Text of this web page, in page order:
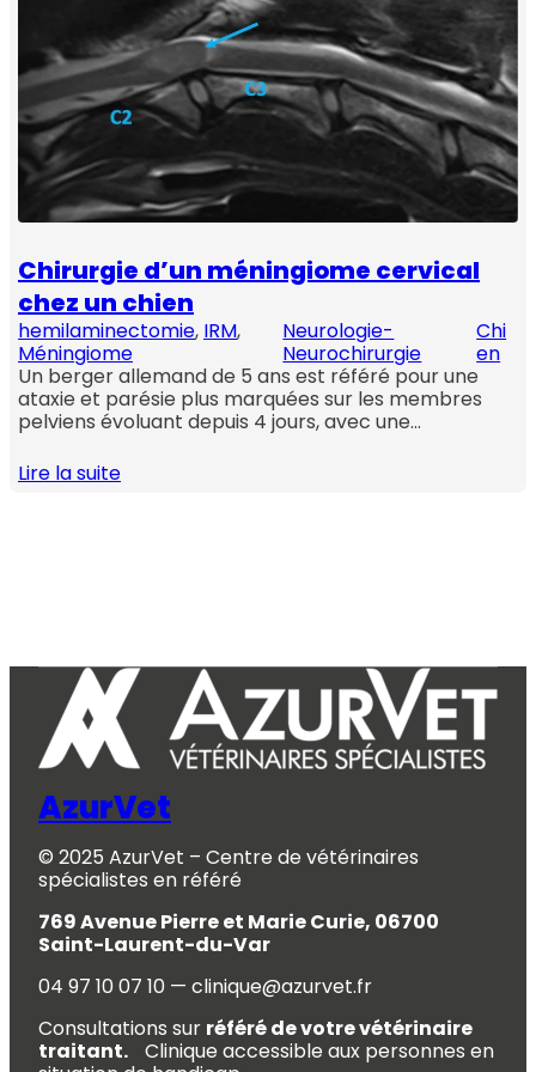
Chirurgie d’un méningiome cervical
chez un chien
hemilaminectomie, IRM,
Méningiome
Neurologie-
Neurochirurgie
Chi
en
Un berger allemand de 5 ans est référé pour une
ataxie et parésie plus marquées sur les membres
pelviens évoluant depuis 4 jours, avec une…
Lire la suite
AzurVet
© 2025 AzurVet – Centre de vétérinaires
spécialistes en référé
769 Avenue Pierre et Marie Curie, 06700
Saint-Laurent-du-Var
04 97 10 07 10 — clinique@azurvet.fr
Consultations sur référé de votre vétérinaire
traitant. Clinique accessible aux personnes en